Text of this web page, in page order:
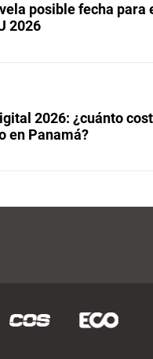
posible fecha para
2026
2026: ¿cuánto
en Panamá?